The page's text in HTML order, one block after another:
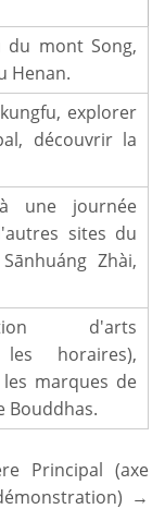
mont Song,
Henan.
explorer
découvrir la
une journée
sites du
Zhài,
d'arts
horaires),
marques de
Bouddhas.
Principal (axe
→